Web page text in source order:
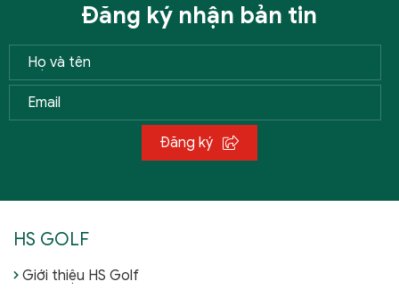
Đăng ký nhận bản tin
Đăng ký
HS GOLF
Giới thiệu HS Golf